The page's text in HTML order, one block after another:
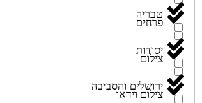
פרחים
צילום
צילום וידאו
טבריה
יסודות
ירושלים והסביבה